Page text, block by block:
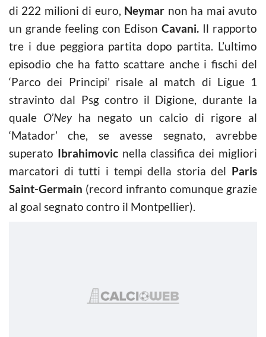
di 222 milioni di euro, Neymar non ha mai avuto
un grande feeling con Edison Cavani. Il rapporto
tre i due peggiora partita dopo partita. L’ultimo
episodio che ha fatto scattare anche i fischi del
‘Parco dei Principi’ risale al match di Ligue 1
stravinto dal Psg contro il Digione, durante la
quale O’Neyha negato un calcio di rigore al
‘Matador’ che, se avesse segnato, avrebbe
superato Ibrahimovicnella classifica dei migliori
marcatori di tutti i tempi della storia del Paris
Saint-Germain (record infranto comunque grazie
al goal segnato contro il Montpellier).